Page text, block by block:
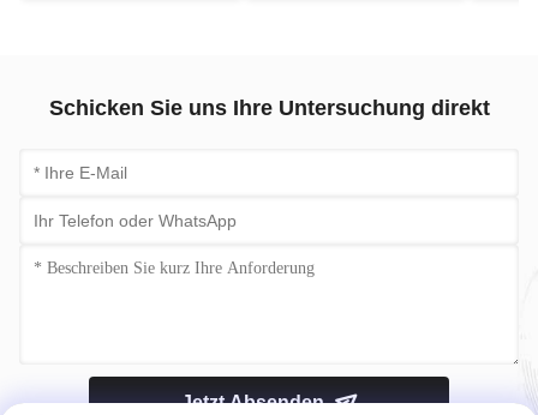
Schicken Sie uns Ihre Untersuchung direkt
Jetzt Absenden